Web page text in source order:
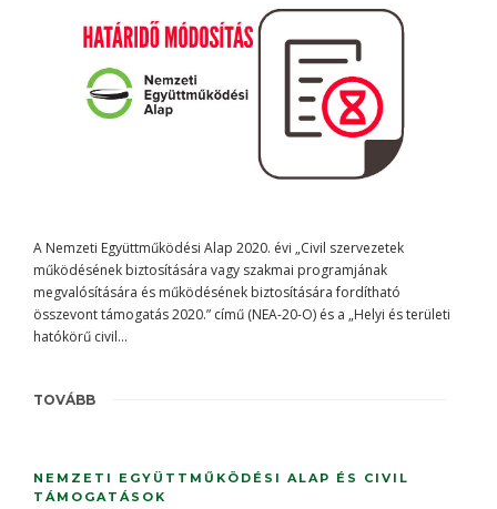
A Nemzeti Együttműködési Alap 2020. évi „Civil szervezetek
működésének biztosítására vagy szakmai programjának
megvalósítására és működésének biztosítására fordítható
összevont támogatás 2020.” című (NEA-20-O) és a „Helyi és területi
hatókörű civil...
TOVÁBB
NEMZETI EGYÜTTMŰKÖDÉSI ALAP ÉS CIVIL
TÁMOGATÁSOK